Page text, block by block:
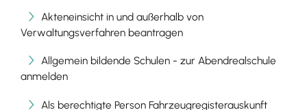
Akteneinsicht in und außerhalb von
Verwaltungsverfahren beantragen
Allgemein bildende Schulen - zur Abendrealschule
anmelden
Als berechtigte Person Fahrzeugregisterauskunft